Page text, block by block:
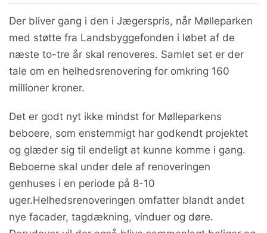
Der bliver gang i den i Jægerspris, når Mølleparken
med støtte fra Landsbyggefonden i løbet af de
næste to-tre år skal renoveres. Samlet set er der
tale om en helhedsrenovering for omkring 160
millioner kroner.
Det er godt nyt ikke mindst for Mølleparkens
beboere, som enstemmigt har godkendt projektet
og glæder sig til endeligt at kunne komme i gang.
Beboerne skal under dele af renoveringen
genhuses i en periode på 8-10
uger.Helhedsrenoveringen omfatter blandt andet
nye facader, tagdækning, vinduer og døre.